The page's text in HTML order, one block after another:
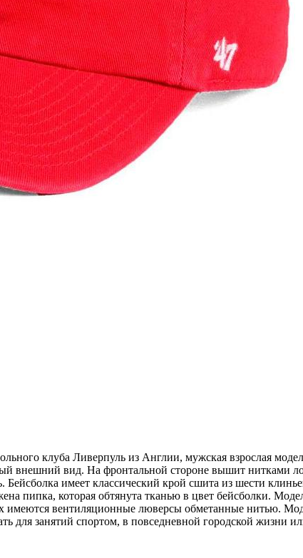
клуба Ливерпуль из Англии, мужская взрослая
внешний вид. На фронтальной стороне вышит нитками
Бейсболка имеет классический крой сшита из шести
пипка, которая обтянута тканью в цвет бейсболки.
имеются вентиляционные люверсы обметанные нитью.
для занятий спортом, в повседневной городской жизни